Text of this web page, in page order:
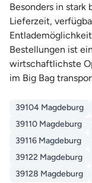
Besonders in stark
Lieferzeit,
Bestellungen ist
wirtschaftlichste
im Big Bag
39104 Magdeburg
39110 Magdeburg
39116 Magdeburg
39122 Magdeburg
39128 Magdeburg